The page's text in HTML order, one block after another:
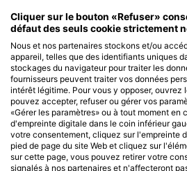
Questions à poser
Messages SMS
Recevoir l'actu des
Reste informé des meilleurs
Cliquer sur le bouton «Refuser»
défaut des seuls cookie strictement
Nous et nos partenaires stockons et/ou
appareil, telles que des identifiants uniques
stockages du navigateur pour traiter les
fournisseurs peuvent traiter vos données
intérêt légitime. Pour vous y opposer, ouvrez
pouvez accepter, refuser ou gérer vos
«Gérer les paramètres» ou à tout moment en
d'empreinte digitale dans le coin inférieur
votre consentement, cliquez sur l'empreinte
pied de page du site Web et cliquez sur
sur cette page, vous pouvez retirer votre
signalés à nos partenaires et n'affecteront